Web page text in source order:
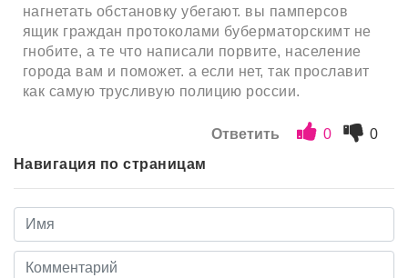
нагнетать обстановку убегают. вы памперсов
ящик граждан протоколами буберматорскимт не
гнобите, а те что написали порвите, население
города вам и поможет. а если нет, так прославит
как самую трусливую полицию россии.
Ответить 0
0
Навигация по страницам